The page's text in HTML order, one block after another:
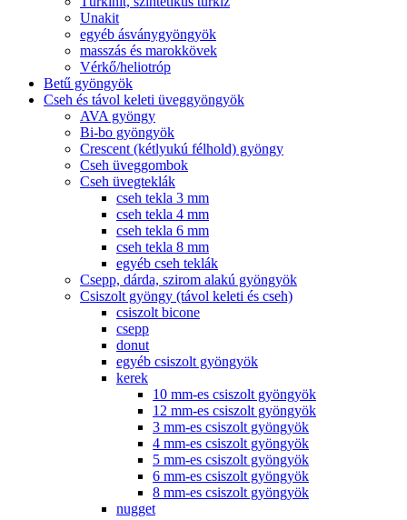
Unakit
egyéb ásványgyöngyök
masszás és marokkövek
Vérkő/heliotróp
Betű gyöngyök
Cseh és távol keleti üveggyöngyök
AVA gyöngy
Bi-bo gyöngyök
Crescent (kétlyukú félhold) gyöngy
Cseh üveggombok
Cseh üvegteklák
cseh tekla 3 mm
cseh tekla 4 mm
cseh tekla 6 mm
cseh tekla 8 mm
egyéb cseh teklák
Csepp, dárda, szirom alakú gyöngyök
Csiszolt gyöngy (távol keleti és cseh)
csiszolt bicone
csepp
donut
egyéb csiszolt gyöngyök
kerek
10 mm-es csiszolt gyöngyök
12 mm-es csiszolt gyöngyök
3 mm-es csiszolt gyöngyök
4 mm-es csiszolt gyöngyök
5 mm-es csiszolt gyöngyök
6 mm-es csiszolt gyöngyök
8 mm-es csiszolt gyöngyök
nugget